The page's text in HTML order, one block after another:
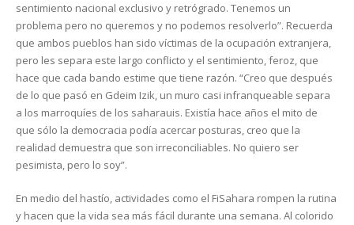
sentimiento nacional exclusivo y retrógrado. Tenemos un
problema pero no queremos y no podemos resolverlo”. Recuerda
que ambos pueblos han sido víctimas de la ocupación extranjera,
pero les separa este largo conflicto y el sentimiento, feroz, que
hace que cada bando estime que tiene razón. “Creo que después
de lo que pasó en Gdeim Izik, un muro casi infranqueable separa
a los marroquíes de los saharauis. Existía hace años el mito de
que sólo la democracia podía acercar posturas, creo que la
realidad demuestra que son irreconciliables. No quiero ser
pesimista, pero lo soy”.
En medio del hastío, actividades como el FiSahara rompen la rutina
y hacen que la vida sea más fácil durante una semana. Al colorido